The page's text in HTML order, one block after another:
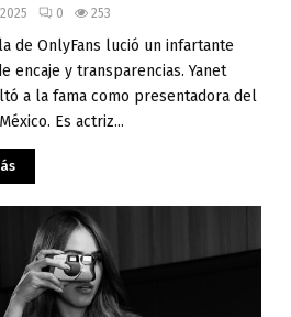
0 253
de OnlyFans lució un infartante
encaje y transparencias. Yanet
a la fama como presentadora del
Es actriz...